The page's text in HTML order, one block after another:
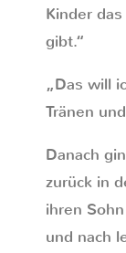
Kinder
gibt.“
„Das will
Tränen
Danach
zurück in
ihren
und nach